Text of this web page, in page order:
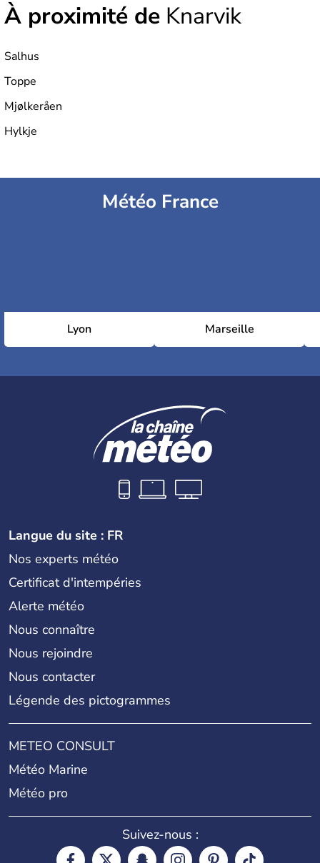
À proximité de Knarvik
Salhus
Toppe
Mjølkeråen
Hylkje
Météo France
Lyon Marseille
Langue du site : FR
Nos experts météo
Certificat d'intempéries
Alerte météo
Nous connaître
Nous rejoindre
Nous contacter
Légende des pictogrammes
METEO CONSULT
Météo Marine
Météo pro
Suivez-nous :